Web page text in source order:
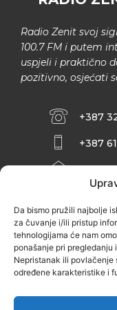
Da bismo pružili najbolje
za čuvanje i/ili pristup
tehnologijama će nam
ponašanje pri
Nepristanak ili povlačenje
određene karakteristike i
Radio Zenit svoj
100.7 FM i putem
uspjeli i praktično
pozitivno, osjećati
+387
+387